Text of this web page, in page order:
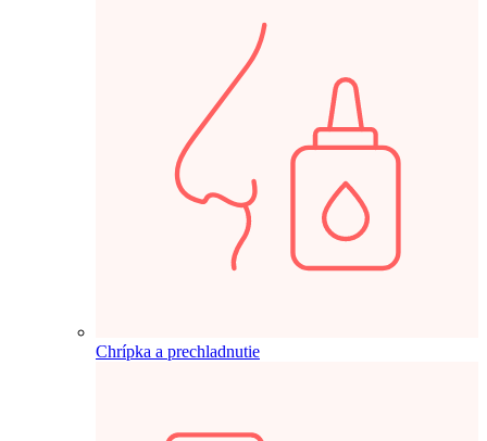
Chrípka a prechladnutie